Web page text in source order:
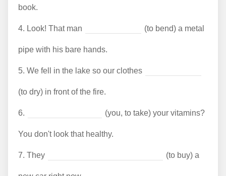
book.
4. Look! That man (to bend) a metal
pipe with his bare hands.
5. We fell in the lake so our clothes
(to dry) in front of the fire.
6. (you, to take) your vitamins?
You don't look that healthy.
7. They (to buy) a